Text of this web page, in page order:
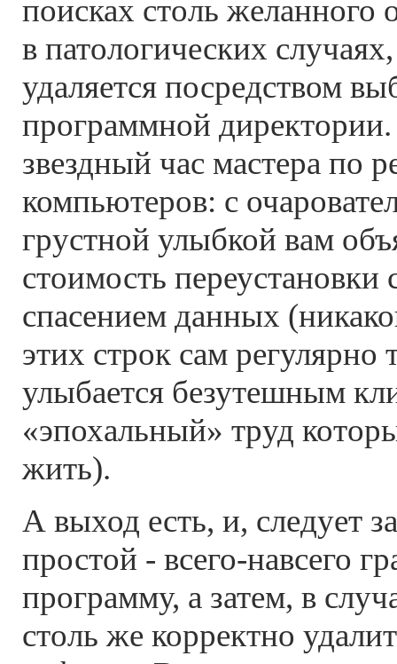
поисках столь желанного
в патологических
удаляется посредством
программной директории.
звездный час мастера по
компьютеров: с
грустной улыбкой вам
стоимость переустановки
спасением данных
этих строк сам регулярно
улыбается безутешным
«эпохальный» труд
жить).
А выход есть, и, следует
простой - всего-навсего
программу, а затем, в
столь же корректно